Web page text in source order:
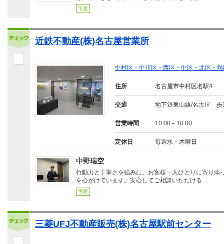
宅建
近鉄不動産(株)名古屋営業所
中村区・中川区・西区・中区・北区・
住所 名古屋市中村区名駅4
交通 地下鉄東山線/名古屋 歩
営業時間 10:00～18:00
定休日 毎週水・木曜日
中野瑞空
行動力と丁寧さを強みに、お客様一人ひとりに寄り添
を心がけています。安心してご相談いただける…
宅建
三菱UFJ不動産販売(株)名古屋駅前センター